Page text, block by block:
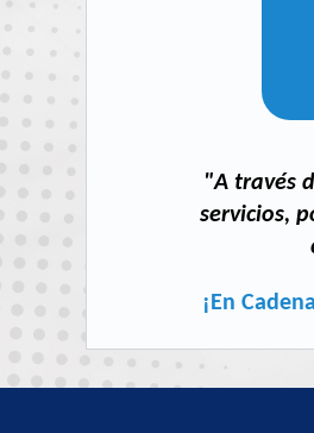
"A través
servicios,
¡En